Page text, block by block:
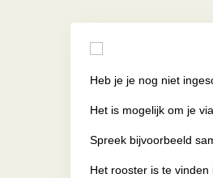
Heb je je nog niet
Het is mogelijk om je
Spreek bijvoorbeeld
Het rooster is te